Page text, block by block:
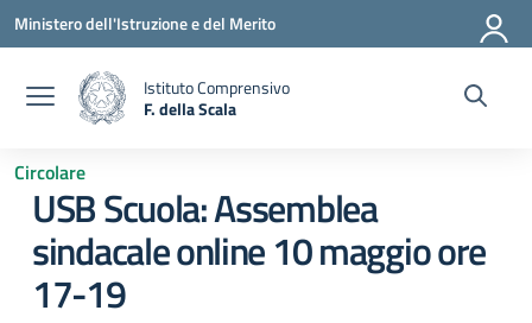
Vai ai contenuti
Vai al menu di navigazione
Vai al footer
Ministero dell'Istruzione e del Merito
Istituto Comprensivo
F. della Scala
Circolare
USB Scuola: Assemblea
sindacale online 10 maggio ore
17-19